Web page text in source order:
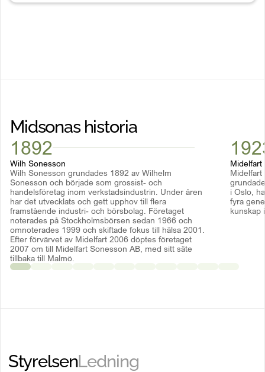
Midsonas historia
1892
Wilh Sonesson
Wilh Sonesson grundades 1892 av Wilhelm
Sonesson och började som grossist- och
handelsföretag inom verkstadsindustrin. Under åren
har det utvecklats och gett upphov till flera
framstående industri- och börsbolag. Företaget
noterades på Stockholmsbörsen sedan 1966 och
omnoterades 1999 och skiftade fokus till hälsa 2001.
Efter förvärvet av Midelfart 2006 döptes företaget
2007 om till Midelfart Sonesson AB, med sitt säte
tillbaka till Malmö.
Midelfart
Midelfart
i Oslo,
fyra
kunskap
StyrelsenLedning